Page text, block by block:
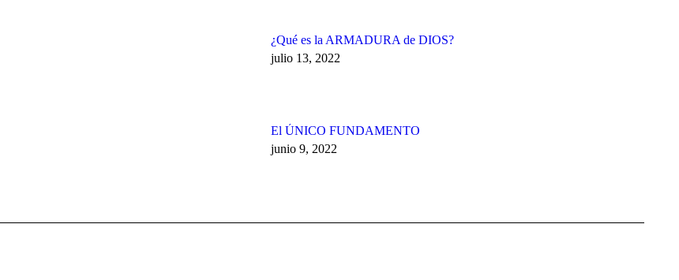
¿Qué es la ARMADURA de DIOS?
julio 13, 2022
El ÚNICO FUNDAMENTO
junio 9, 2022